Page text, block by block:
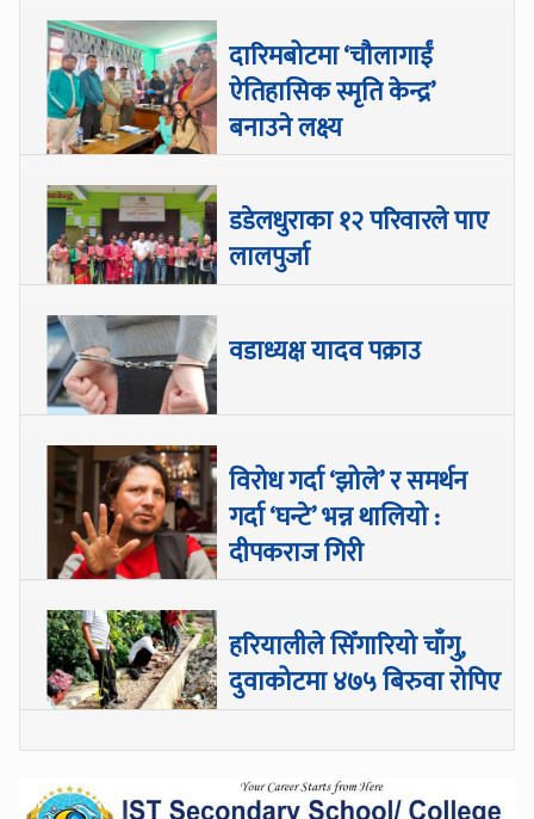
दारिमबोटमा ‘चौलागाईं
ऐतिहासिक स्मृति केन्द्र’
बनाउने लक्ष्य
डडेलधुराका १२ परिवारले पाए
लालपुर्जा
वडाध्यक्ष यादव पक्राउ
विरोध गर्दा ‘झोले’ र समर्थन
गर्दा ‘घन्टे’ भन्न थालियो :
दीपकराज गिरी
हरियालीले सिँगारियो चाँगु,
दुवाकोटमा ४७५ बिरुवा रोपिए